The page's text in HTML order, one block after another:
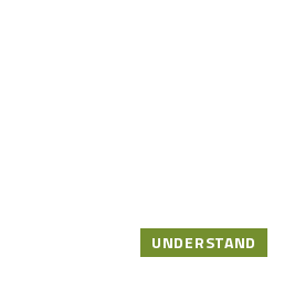
UNDERSTAND